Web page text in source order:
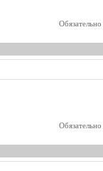
Обязательно
Обязательно